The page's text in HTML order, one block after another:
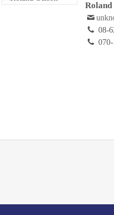
Roland
08-